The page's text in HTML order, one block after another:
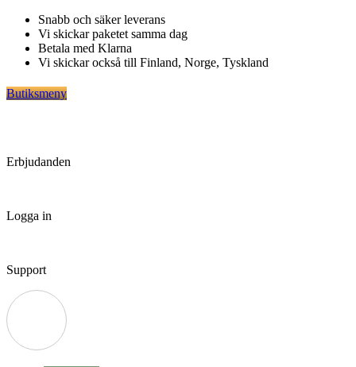
Hoppa
innehåll
Snabb och säker leverans
Vi skickar paketet samma dag
Betala med Klarna
Vi skickar också till Finland, Norge, Tyskland
Butiksmeny
Erbjudanden
Logga in
Support